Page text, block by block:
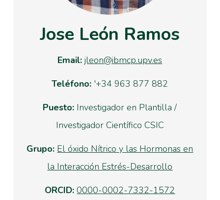
Jose León Ramos
Email: jleon@ibmcp.upv.es
Teléfono: '+34 963 877 882
Puesto: Investigador en Plantilla /
Investigador Científico CSIC
Grupo: El óxido Nítrico y las Hormonas en
la Interacción Estrés-Desarrollo
ORCID: 0000-0002-7332-1572